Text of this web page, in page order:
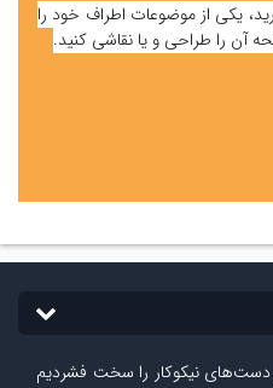
یکی از موضوعات اطراف خود را
را طراحی و یا نقاشی کنید.
دست‏‌های نیکوکار را سخت فشردیم